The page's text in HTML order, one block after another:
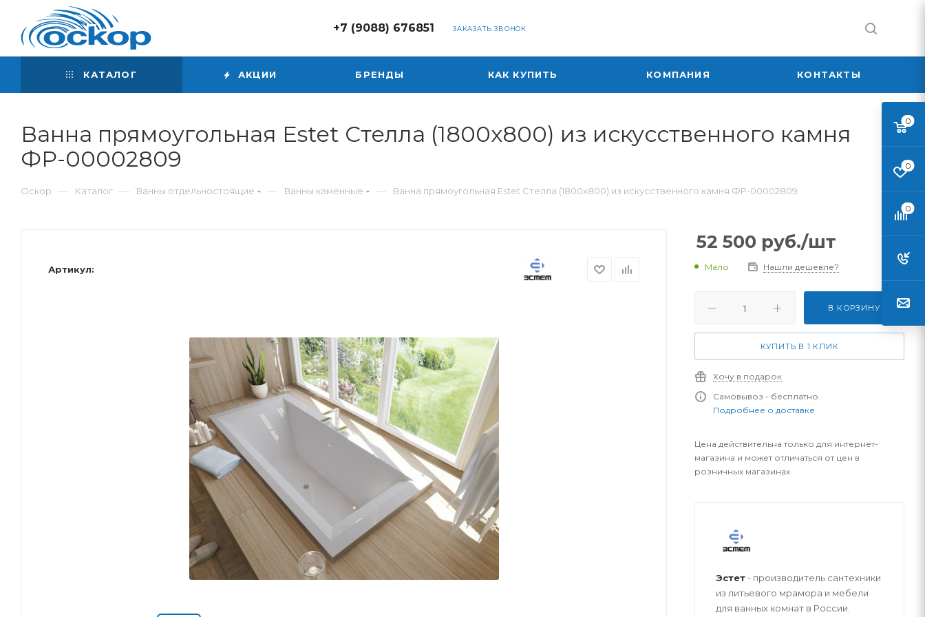
+7 (9088) 676851 ЗАКАЗАТЬ ЗВОНОК
КАТАЛОГ АКЦИИ БРЕНДЫ КАК КУПИТЬ КОМПАНИЯ КОНТАКТЫ
Ванна прямоугольная Estet Стелла (1800х800) из искусственного камня
ФР-00002809
Оскор — Каталог — Ванны отдельностоящие — Ванны каменные — Ванна прямоугольная Estet Стелла (1800х800) из искусственного камня ФР-00002809
Артикул:
52 500 руб./шт
Мало Нашли дешевле?
В КОРЗИНУ
КУПИТЬ В 1 КЛИК
Хочу в подарок
Самовывоз - бесплатно.
Подробнее о доставке
Цена действительна только для интернет-
магазина и может отличаться от цен в
розничных магазинах
Эстет- производитель сантехники
из литьевого мрамора и мебели
для ванных комнат в России.
0
0
0